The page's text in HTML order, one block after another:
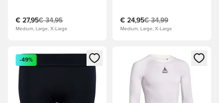
€ 27,95€ 34,95
Medium, Large, X-Large
€ 24,95€ 34,99
Medium, Large, X-Large
Opent een venster om in te loggen of je aan te melden als
-49%
Opent een venster om in te